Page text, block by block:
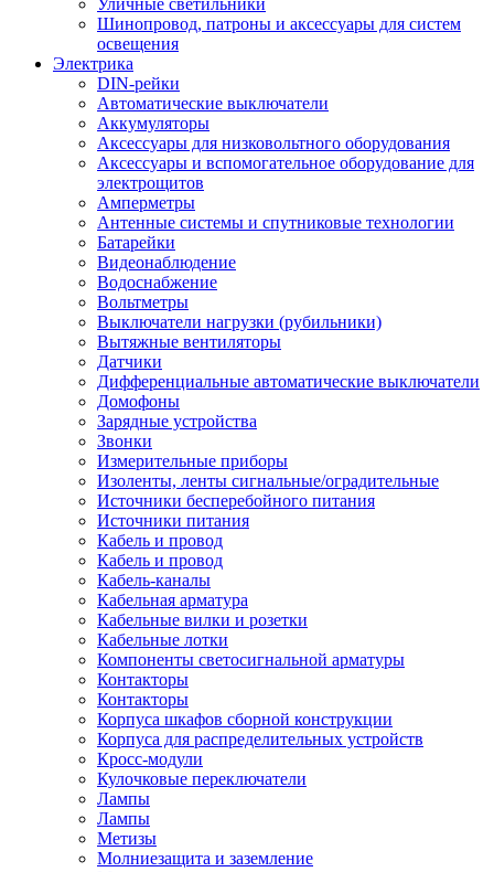
Шинопровод, патроны и аксессуары для систем
освещения
Электрика
DIN-рейки
Автоматические выключатели
Аккумуляторы
Аксессуары для низковольтного оборудования
Аксессуары и вспомогательное оборудование для
электрощитов
Амперметры
Антенные системы и спутниковые технологии
Батарейки
Видеонаблюдение
Водоснабжение
Вольтметры
Выключатели нагрузки (рубильники)
Вытяжные вентиляторы
Датчики
Дифференциальные автоматические выключатели
Домофоны
Зарядные устройства
Звонки
Измерительные приборы
Изоленты, ленты сигнальные/оградительные
Источники бесперебойного питания
Источники питания
Кабель и провод
Кабель и провод
Кабель-каналы
Кабельная арматура
Кабельные вилки и розетки
Кабельные лотки
Компоненты светосигнальной арматуры
Контакторы
Контакторы
Корпуса шкафов сборной конструкции
Корпуса для распределительных устройств
Кросс-модули
Кулочковые переключатели
Лампы
Лампы
Метизы
Молниезащита и заземление